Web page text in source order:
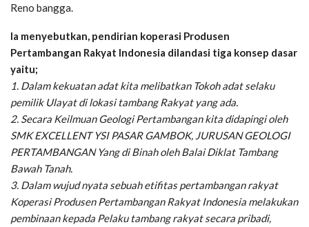
Reno bangga.
Ia menyebutkan, pendirian koperasi Produsen
Pertambangan Rakyat Indonesia dilandasi tiga konsep dasar
yaitu;
1. Dalam kekuatan adat kita melibatkan Tokoh adat selaku
pemilik Ulayat di lokasi tambang Rakyat yang ada.
2. Secara Keilmuan Geologi Pertambangan kita didapingi oleh
SMK EXCELLENT YSI PASAR GAMBOK, JURUSAN GEOLOGI
PERTAMBANGAN Yang di Binah oleh Balai Diklat Tambang
Bawah Tanah.
3. Dalam wujud nyata sebuah etifitas pertambangan rakyat
Koperasi Produsen Pertambangan Rakyat Indonesia melakukan
pembinaan kepada Pelaku tambang rakyat secara pribadi,